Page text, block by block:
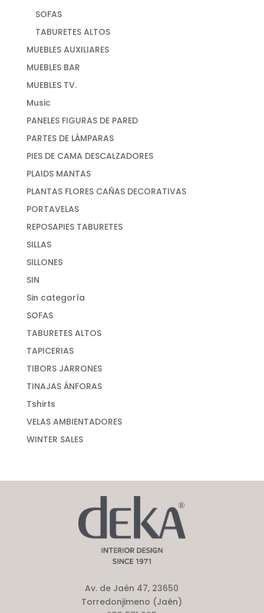
SOFAS
TABURETES ALTOS
MUEBLES AUXILIARES
MUEBLES BAR
MUEBLES TV.
Music
PANELES FIGURAS DE PARED
PARTES DE LÁMPARAS
PIES DE CAMA DESCALZADORES
PLAIDS MANTAS
PLANTAS FLORES CAÑAS DECORATIVAS
PORTAVELAS
REPOSAPIES TABURETES
SILLAS
SILLONES
SIN
Sin categoría
SOFAS
TABURETES ALTOS
TAPICERIAS
TIBORS JARRONES
TINAJAS ÁNFORAS
Tshirts
VELAS AMBIENTADORES
WINTER SALES
Av. de Jaén 47, 23650
Torredonjimeno (Jaén)